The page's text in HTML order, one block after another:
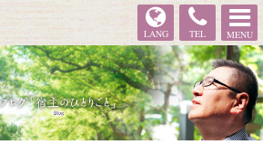
有馬館
LANG TEL MENU